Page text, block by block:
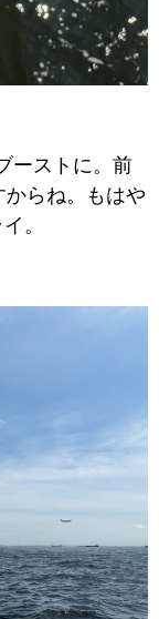
ーストに。前
らね。もはや
。